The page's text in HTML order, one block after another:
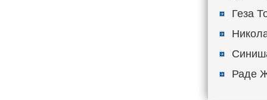
Геза
Раде